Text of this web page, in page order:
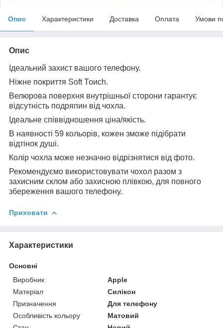
Опис Характеристики Доставка Оплата Умови
Опис
Ідеальний захист вашого телефону.
Ніжне покриття Soft Тоисһ.
Велюрова поверхня внутрішньої сторони гарантує
відсутність подряпин від чохла.
Ідеальне співвідношення ціна/якість.
В наявності 59 кольорів, кожен зможе підібрати
відтінок душі.
Колір чохла може незначно відрізнятися від фото.
Рекомендуємо використовувати чохол разом з
захисним склом або захисною плівкою, для повного
збереження вашого телефону.
Приховати
Характеристики
Основні
Виробник
Apple
Матеріал
Силікон
Призначення
Для телефону
Особливість кольору
Матовий